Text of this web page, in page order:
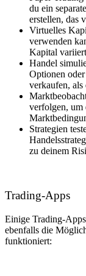
du ein
erstellen, das
Virtuelles
verwenden
Kapital
Handel
Optionen
verkaufen, als
verfolgen, um
Strategien
zu deinem
Trading-Apps
Einige Trading-
ebenfalls die
funktioniert: